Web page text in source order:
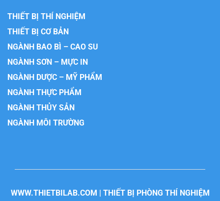
THIẾT BỊ THÍ NGHIỆM
THIẾT BỊ CƠ BẢN
NGÀNH BAO BÌ – CAO SU
NGÀNH SƠN – MỰC IN
NGÀNH DƯỢC – MỸ PHẨM
NGÀNH THỰC PHẨM
NGÀNH THỦY SẢN
NGÀNH MÔI TRƯỜNG
WWW.THIETBILAB.COM | THIẾT BỊ PHÒNG THÍ NGHIỆM